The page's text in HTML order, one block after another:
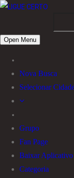
Open Menu
Nova Busca
Selecionar
Grupo
Fan Page
Baixar Aplicativo
Categoria